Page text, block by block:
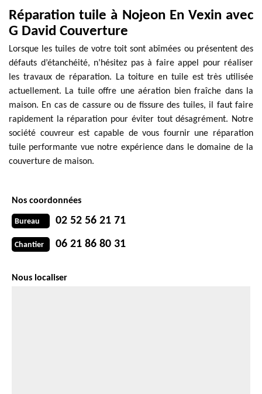
Réparation tuile à Nojeon En Vexin avec
G David Couverture
Lorsque les tuiles de votre toit sont abîmées ou présentent des
défauts d’étanchéité, n’hésitez pas à faire appel pour réaliser
les travaux de réparation. La toiture en tuile est très utilisée
actuellement. La tuile offre une aération bien fraîche dans la
maison. En cas de cassure ou de fissure des tuiles, il faut faire
rapidement la réparation pour éviter tout désagrément. Notre
société couvreur est capable de vous fournir une réparation
tuile performante vue notre expérience dans le domaine de la
couverture de maison.
Nos coordonnées
Bureau 02 52 56 21 71
Chantier 06 21 86 80 31
Nous localiser